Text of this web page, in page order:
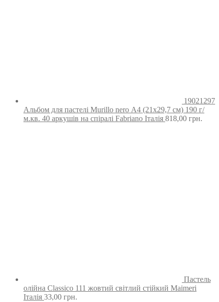
19021297
Альбом для пастелі Murillo nero А4 (21х29,7 см) 190 г/
м.кв. 40 аркушів на спіралі Fabriano Італія 818,00 грн.
Пастель
олійна Classico 111 жовтий світлий стійкий Maimeri
Італія 33,00 грн.